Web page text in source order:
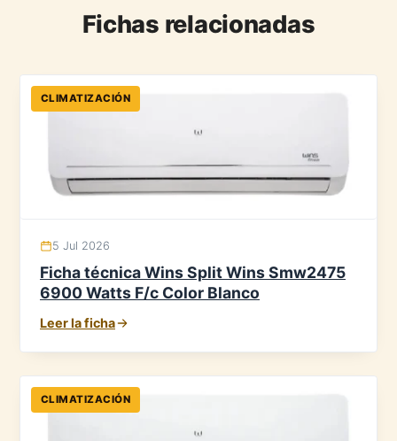
Fichas relacionadas
CLIMATIZACIÓN
5 Jul 2026
Ficha técnica Wins Split Wins Smw2475
6900 Watts F/c Color Blanco
Leer la ficha
CLIMATIZACIÓN